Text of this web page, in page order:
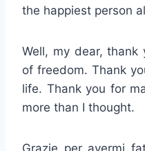
the happiest person
Well, my dear,
of freedom. Thank
life. Thank you for
more than I thought.